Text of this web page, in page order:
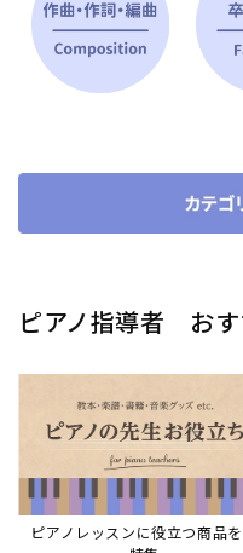
ピアノ指導者 おす
ピアノレッスンに役立つ商品